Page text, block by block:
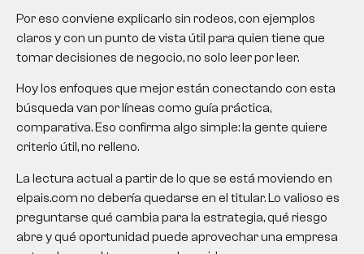
Por eso conviene explicarlo sin rodeos, con ejemplos
claros y con un punto de vista útil para quien tiene que
tomar decisiones de negocio, no solo leer por leer.
Hoy los enfoques que mejor están conectando con esta
búsqueda van por líneas como guía práctica,
comparativa. Eso confirma algo simple: la gente quiere
criterio útil, no relleno.
La lectura actual a partir de lo que se está moviendo en
elpais.com no debería quedarse en el titular. Lo valioso es
preguntarse qué cambia para la estrategia, qué riesgo
abre y qué oportunidad puede aprovechar una empresa